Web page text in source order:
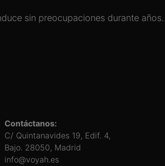
sin preocupaciones durante años.
Contáctanos:
C/ Quintanavides 19, Edif. 4,
Bajo. 28050, Madrid
info@voyah.es